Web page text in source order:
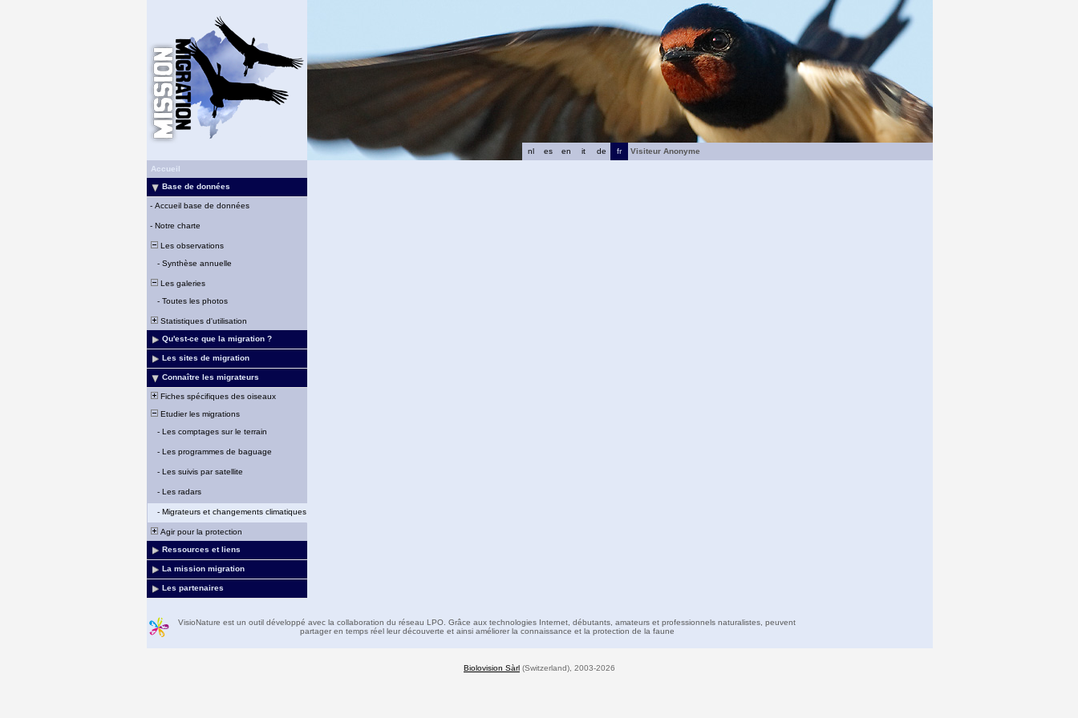
fr
de
it
en
es
nl
Visiteur Anonyme
Accueil
Base de données
- Accueil base de données
- Notre charte
Les observations
- Synthèse annuelle
Les galeries
- Toutes les photos
Statistiques d'utilisation
Qu'est-ce que la migration ?
Les sites de migration
Connaître les migrateurs
Fiches spécifiques des oiseaux
Etudier les migrations
- Les comptages sur le terrain
- Les programmes de baguage
- Les suivis par satellite
- Les radars
- Migrateurs et changements climatiques
Agir pour la protection
Ressources et liens
La mission migration
Les partenaires
VisioNature est un outil développé avec la collaboration du réseau LPO. Grâce aux technologies Internet, débutants, amateurs et professionnels naturalistes, peuvent
partager en temps réel leur découverte et ainsi améliorer la connaissance et la protection de la faune
Biolovision Sàrl (Switzerland), 2003-2026